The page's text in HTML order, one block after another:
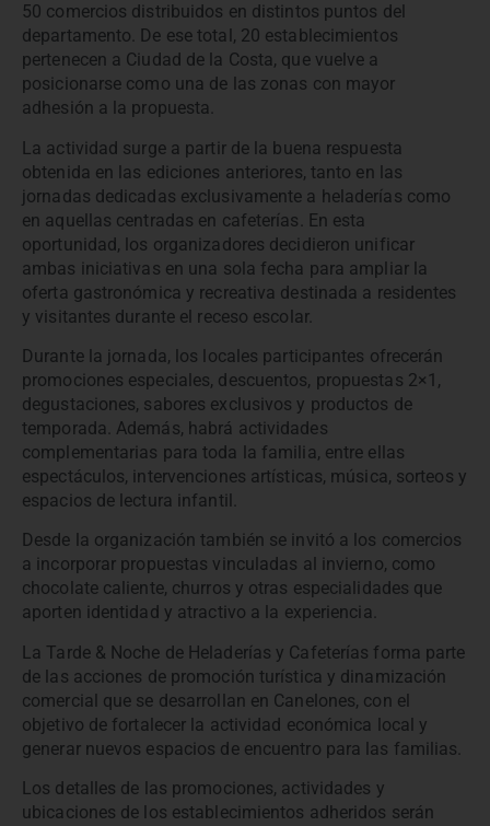
50 comercios distribuidos en distintos puntos del
departamento. De ese total, 20 establecimientos
pertenecen a Ciudad de la Costa, que vuelve a
posicionarse como una de las zonas con mayor
adhesión a la propuesta.
La actividad surge a partir de la buena respuesta
obtenida en las ediciones anteriores, tanto en las
jornadas dedicadas exclusivamente a heladerías como
en aquellas centradas en cafeterías. En esta
oportunidad, los organizadores decidieron unificar
ambas iniciativas en una sola fecha para ampliar la
oferta gastronómica y recreativa destinada a residentes
y visitantes durante el receso escolar.
Durante la jornada, los locales participantes ofrecerán
promociones especiales, descuentos, propuestas 2×1,
degustaciones, sabores exclusivos y productos de
temporada. Además, habrá actividades
complementarias para toda la familia, entre ellas
espectáculos, intervenciones artísticas, música, sorteos y
espacios de lectura infantil.
Desde la organización también se invitó a los comercios
a incorporar propuestas vinculadas al invierno, como
chocolate caliente, churros y otras especialidades que
aporten identidad y atractivo a la experiencia.
La Tarde & Noche de Heladerías y Cafeterías forma parte
de las acciones de promoción turística y dinamización
comercial que se desarrollan en Canelones, con el
objetivo de fortalecer la actividad económica local y
generar nuevos espacios de encuentro para las familias.
Los detalles de las promociones, actividades y
ubicaciones de los establecimientos adheridos serán